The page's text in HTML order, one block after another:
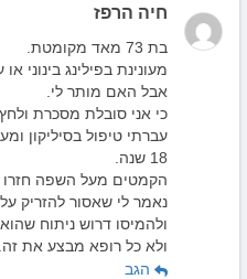
חיה הרפז
בת 73 מאד מקומטת.
מעונינת בפילינג בינוני או
אבל האם מותר לי.
כי אני סובלת מסכרת
עברתי טיפול בסיליקון
18 שנה.
הקמטים מעל השפה חזרו
נאמר לי שאסור להזריק על
ולהמיסו דרוש ניתוח שהוא
ולא כל רופא מבצע את זה.
הגב